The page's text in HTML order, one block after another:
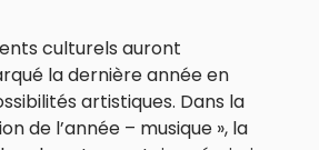
culturels auront
la dernière année en
artistiques. Dans la
de l’année – musique », la